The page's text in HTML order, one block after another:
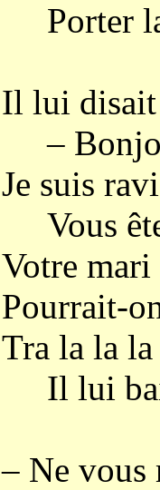
Porter
Il lui disait
–
Je suis
Vous
Votre
Pourrait-
Tra la la
Il lui
– Ne vous